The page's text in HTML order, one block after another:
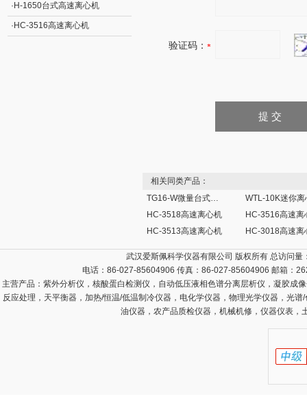
· H-1650台式高速离心机
· HC-3516高速离心机
验证码：
相关同类产品：
TG16-W微量台式高速离心机
WTL-10K迷你离
HC-3518高速离心机
HC-3516高速离
HC-3513高速离心机
HC-3018高速离
武汉爱斯佩科学仪器有限公司 版权所有 总访问量
电话：86-027-85604906 传真：86-027-85604906 邮箱：
主营产品： 紫外分析仪，核酸蛋白检测仪，自动低压液相色谱分离层析仪，凝胶成
反应处理，天平衡器，加热/恒温/低温制冷仪器，电化学仪器，物理光学仪器，光
油仪器，农产品质检仪器，机械机修，仪器仪表，